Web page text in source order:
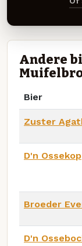
Andere
Bier
Zuster
D'n Ossekop
Broeder
D'n